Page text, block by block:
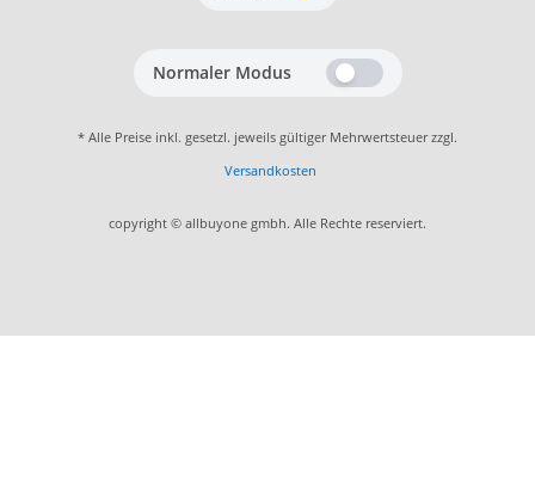
Normaler Modus
* Alle Preise inkl. gesetzl. jeweils gültiger Mehrwertsteuer zzgl.
Versandkosten
copyright © allbuyone gmbh. Alle Rechte reserviert.